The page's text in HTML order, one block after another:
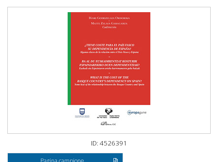
ID: 4526391